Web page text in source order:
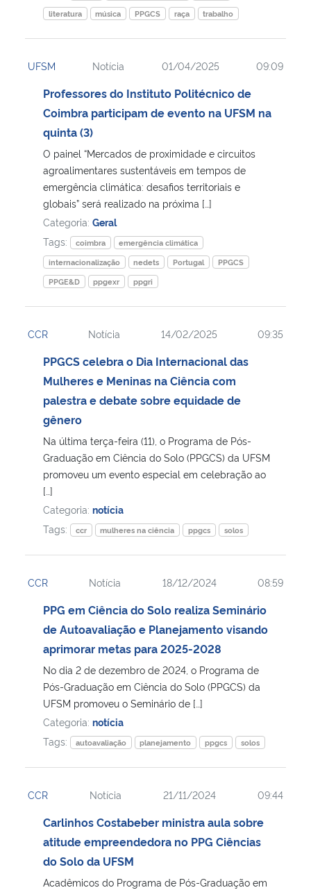
literatura
música PPGCS raça trabalho
UFSM Notícia 01/04/2025 09:09
Professores do Instituto Politécnico de
Coimbra participam de evento na UFSM na
quinta (3)
O painel “Mercados de proximidade e circuitos
agroalimentares sustentáveis em tempos de
emergência climática: desafios territoriais e
globais” será realizado na próxima […]
Categoria: Geral
Tags:
coimbra
emergência climática
internacionalização
nedets Portugal
PPGCS
PPGE&D
ppgexr ppgri
CCR Notícia 14/02/2025 09:35
PPGCS celebra o Dia Internacional das
Mulheres e Meninas na Ciência com
palestra e debate sobre equidade de
gênero
Na última terça-feira (11), o Programa de Pós-
Graduação em Ciência do Solo (PPGCS) da UFSM
promoveu um evento especial em celebração ao
[…]
Categoria: notícia
Tags:
ccr mulheres na ciência ppgcs solos
CCR Notícia 18/12/2024 08:59
PPG em Ciência do Solo realiza Seminário
de Autoavaliação e Planejamento visando
aprimorar metas para 2025-2028
No dia 2 de dezembro de 2024, o Programa de
Pós-Graduação em Ciência do Solo (PPGCS) da
UFSM promoveu o Seminário de […]
Categoria: notícia
Tags:
autoavaliação planejamento ppgcs solos
CCR Notícia 21/11/2024 09:44
Carlinhos Costabeber ministra aula sobre
atitude empreendedora no PPG Ciências
do Solo da UFSM
Acadêmicos do Programa de Pós-Graduação em